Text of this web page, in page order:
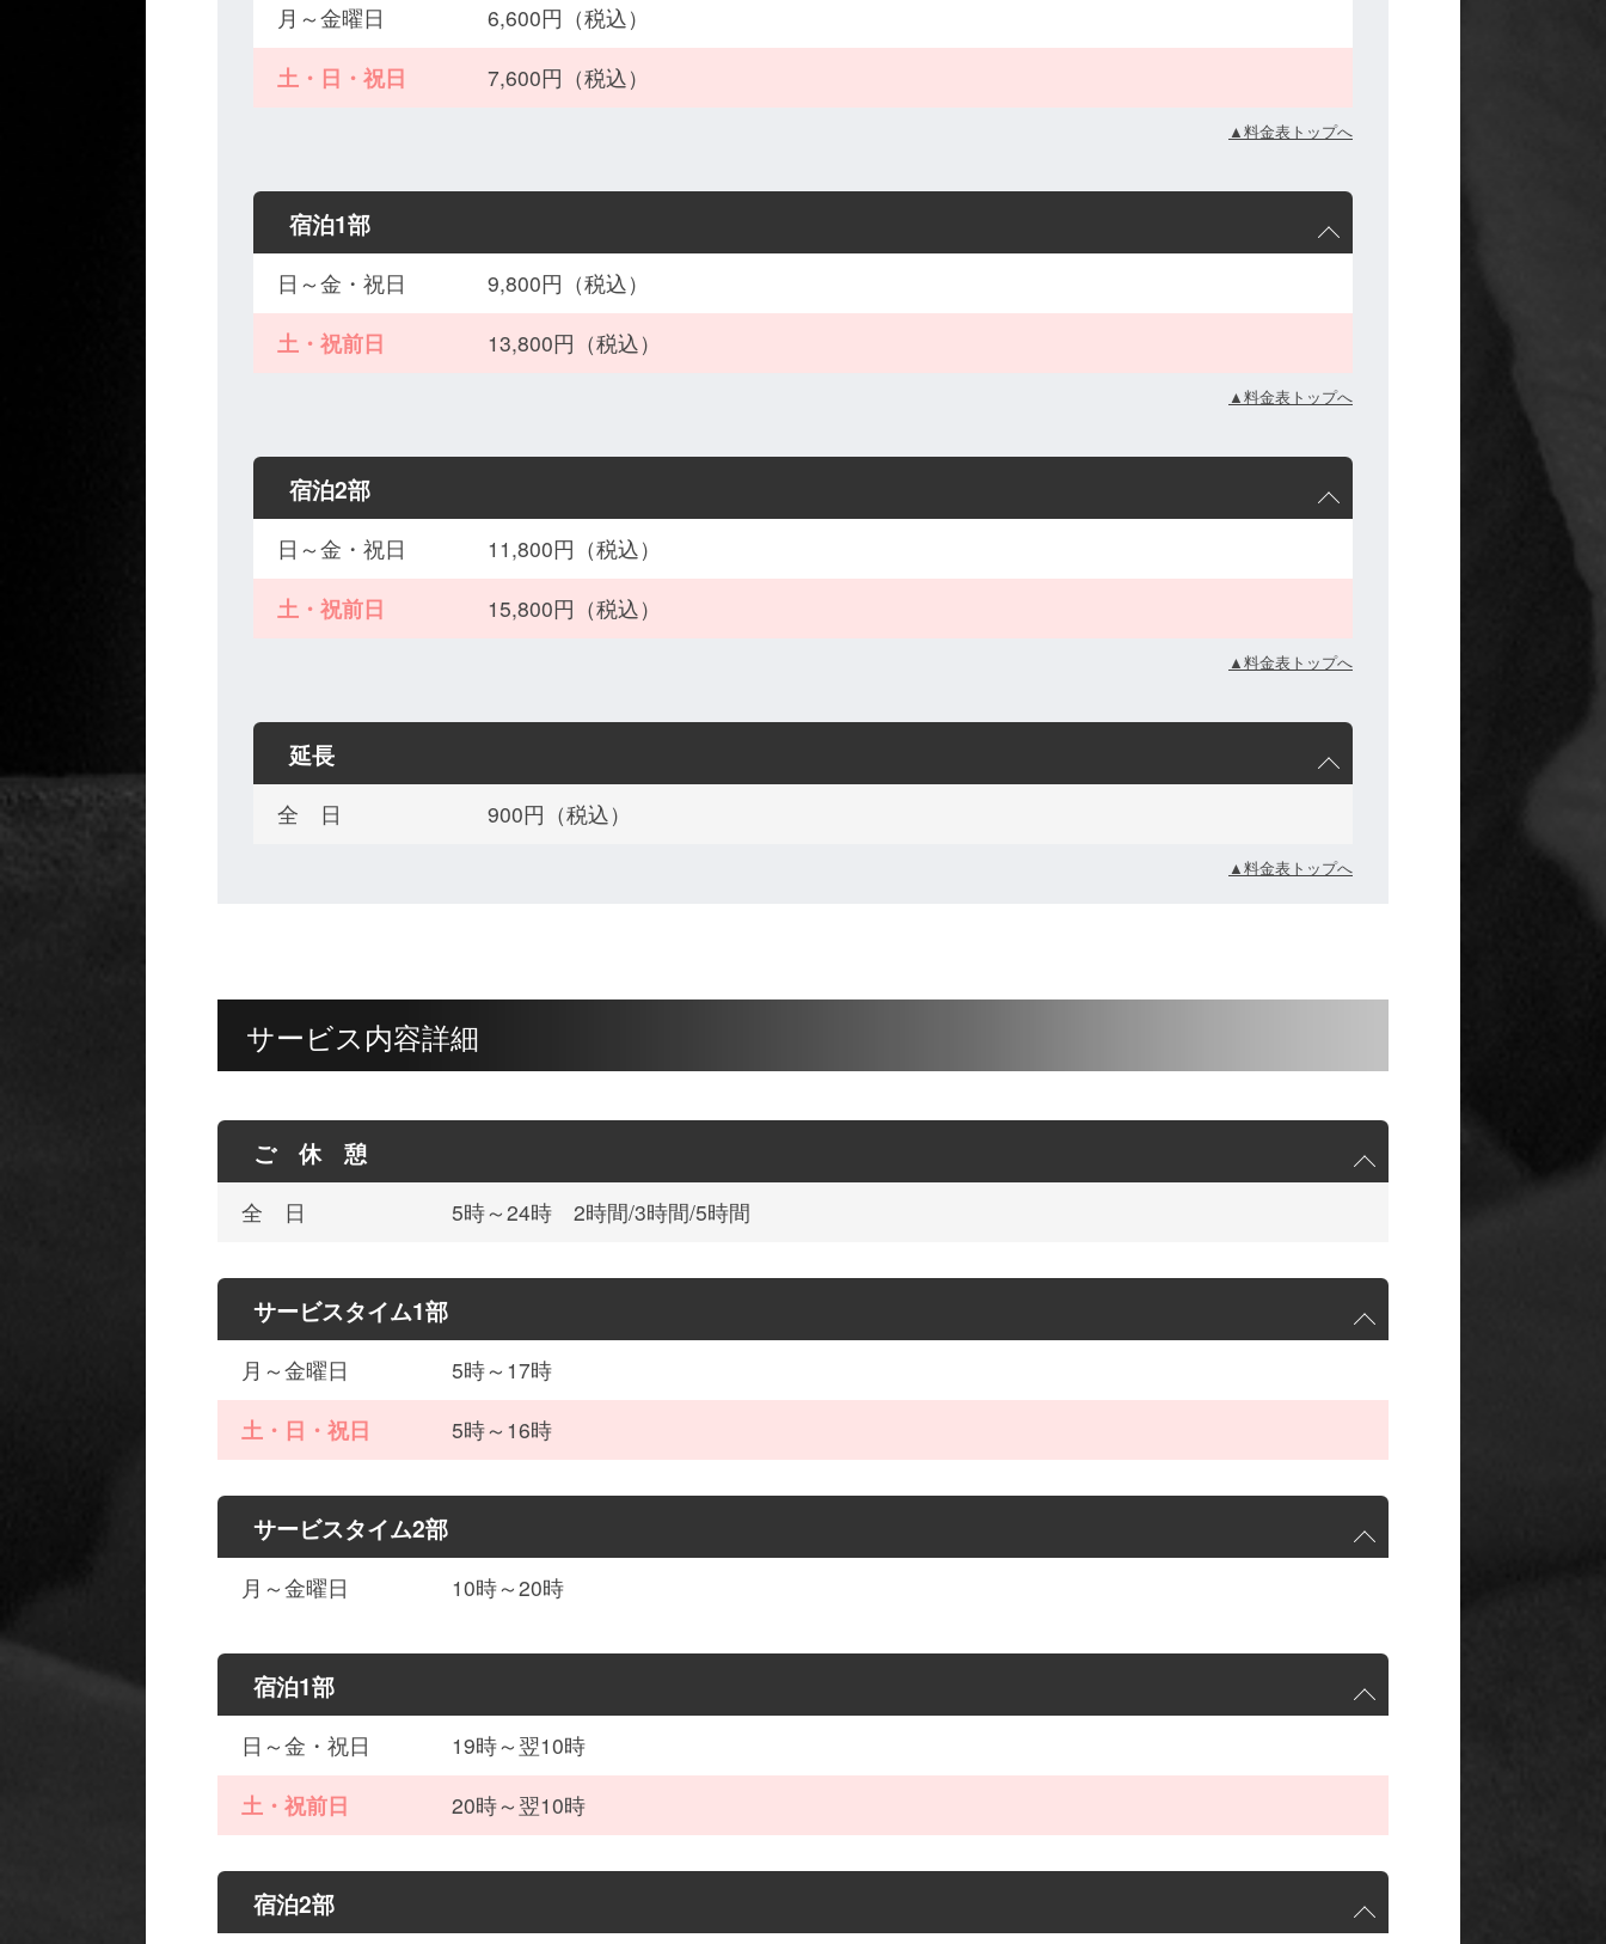
月～金曜日
6,600円（税込）
土・日・祝日
7,600円（税込）
▲料金表トップへ
宿泊1部
日～金・祝日
9,800円（税込）
土・祝前日
13,800円（税込）
▲料金表トップへ
宿泊2部
日～金・祝日
11,800円（税込）
土・祝前日
15,800円（税込）
▲料金表トップへ
延長
全 日 900円（税込）
▲料金表トップへ
サービス内容詳細
ご 休 憩
全 日 5時～24時 2時間/3時間/5時間
サービスタイム1部
月～金曜日
5時～17時
土・日・祝日
5時～16時
サービスタイム2部
月～金曜日 10時～20時
宿泊1部
日～金・祝日
19時～翌10時
土・祝前日
20時～翌10時
宿泊2部